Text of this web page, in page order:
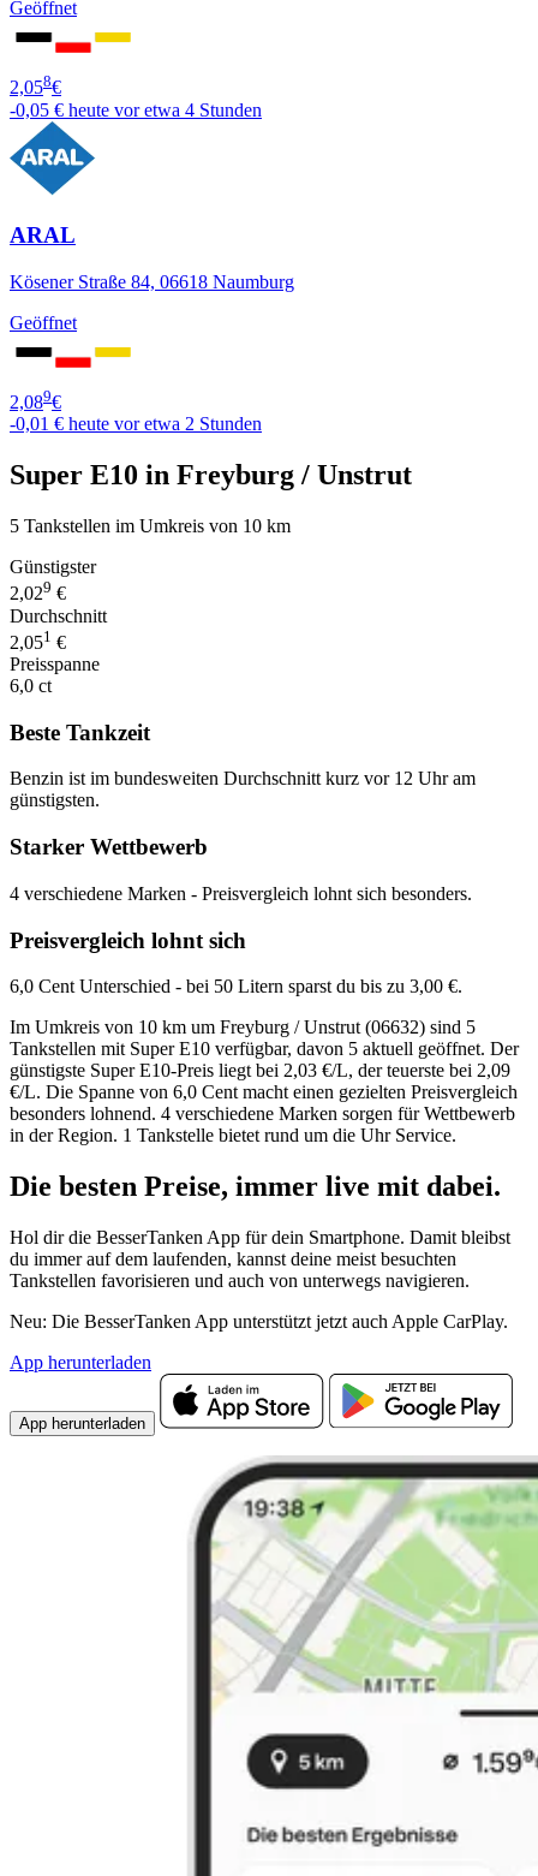
Geöffnet
2,058€
-0,05 € heute vor etwa 4 Stunden
ARAL
Kösener Straße 84, 06618 Naumburg
Geöffnet
2,089€
-0,01 € heute vor etwa 2 Stunden
Super E10 in Freyburg / Unstrut
5 Tankstellen im Umkreis von 10 km
Günstigster
2,029 €
Durchschnitt
2,051 €
Preisspanne
6,0 ct
Beste Tankzeit
Benzin ist im bundesweiten Durchschnitt kurz vor 12 Uhr am
günstigsten.
Starker Wettbewerb
4 verschiedene Marken - Preisvergleich lohnt sich besonders.
Preisvergleich lohnt sich
6,0 Cent Unterschied - bei 50 Litern sparst du bis zu 3,00 €.
Im Umkreis von 10 km um Freyburg / Unstrut (06632) sind 5
Tankstellen mit Super E10 verfügbar, davon 5 aktuell geöffnet. Der
günstigste Super E10-Preis liegt bei 2,03 €/L, der teuerste bei 2,09
€/L. Die Spanne von 6,0 Cent macht einen gezielten Preisvergleich
besonders lohnend. 4 verschiedene Marken sorgen für Wettbewerb
in der Region. 1 Tankstelle bietet rund um die Uhr Service.
Die besten Preise, immer live mit dabei.
Hol dir die BesserTanken App für dein Smartphone. Damit bleibst
du immer auf dem laufenden, kannst deine meist besuchten
Tankstellen favorisieren und auch von unterwegs navigieren.
Neu: Die BesserTanken App unterstützt jetzt auch Apple CarPlay.
App herunterladen
App herunterladen